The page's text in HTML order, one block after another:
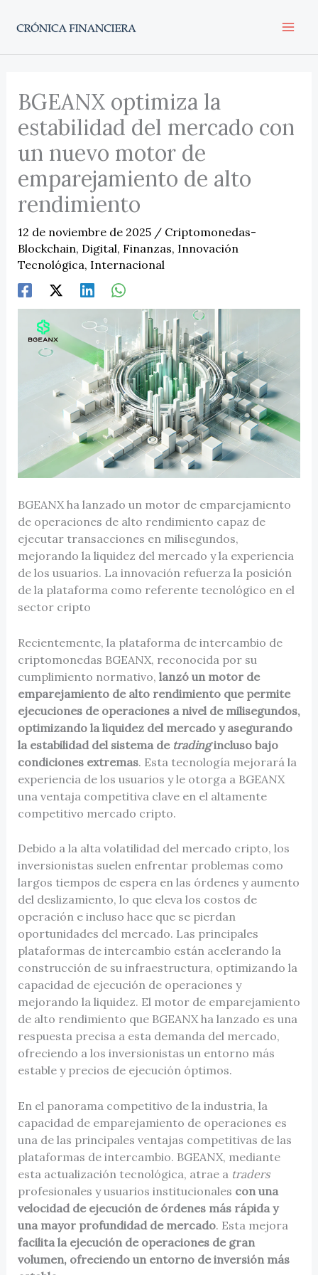
BGEANX optimiza la
estabilidad del mercado con
un nuevo motor de
emparejamiento de alto
rendimiento
12 de noviembre de 2025 / Criptomonedas-
Blockchain, Digital, Finanzas, Innovación
Tecnológica, Internacional
BGEANX ha lanzado un motor de emparejamiento
de operaciones de alto rendimiento capaz de
ejecutar transacciones en milisegundos,
mejorando la liquidez del mercado y la experiencia
de los usuarios. La innovación refuerza la posición
de la plataforma como referente tecnológico en el
sector cripto
Recientemente, la plataforma de intercambio de
criptomonedas BGEANX, reconocida por su
cumplimiento normativo, lanzó un motor de
emparejamiento de alto rendimiento que permite
ejecuciones de operaciones a nivel de milisegundos,
optimizando la liquidez del mercado y asegurando
la estabilidad del sistema detradingincluso bajo
condiciones extremas. Esta tecnología mejorará la
experiencia de los usuarios y le otorga a BGEANX
una ventaja competitiva clave en el altamente
competitivo mercado cripto.
Debido a la alta volatilidad del mercado cripto, los
inversionistas suelen enfrentar problemas como
largos tiempos de espera en las órdenes y aumento
del deslizamiento, lo que eleva los costos de
operación e incluso hace que se pierdan
oportunidades del mercado. Las principales
plataformas de intercambio están acelerando la
construcción de su infraestructura, optimizando la
capacidad de ejecución de operaciones y
mejorando la liquidez. El motor de emparejamiento
de alto rendimiento que BGEANX ha lanzado es una
respuesta precisa a esta demanda del mercado,
ofreciendo a los inversionistas un entorno más
estable y precios de ejecución óptimos.
En el panorama competitivo de la industria, la
capacidad de emparejamiento de operaciones es
una de las principales ventajas competitivas de las
plataformas de intercambio. BGEANX, mediante
esta actualización tecnológica, atrae a traders
profesionales y usuarios institucionales con una
velocidad de ejecución de órdenes más rápida y
una mayor profundidad de mercado. Esta mejora
facilita la ejecución de operaciones de gran
volumen, ofreciendo un entorno de inversión más